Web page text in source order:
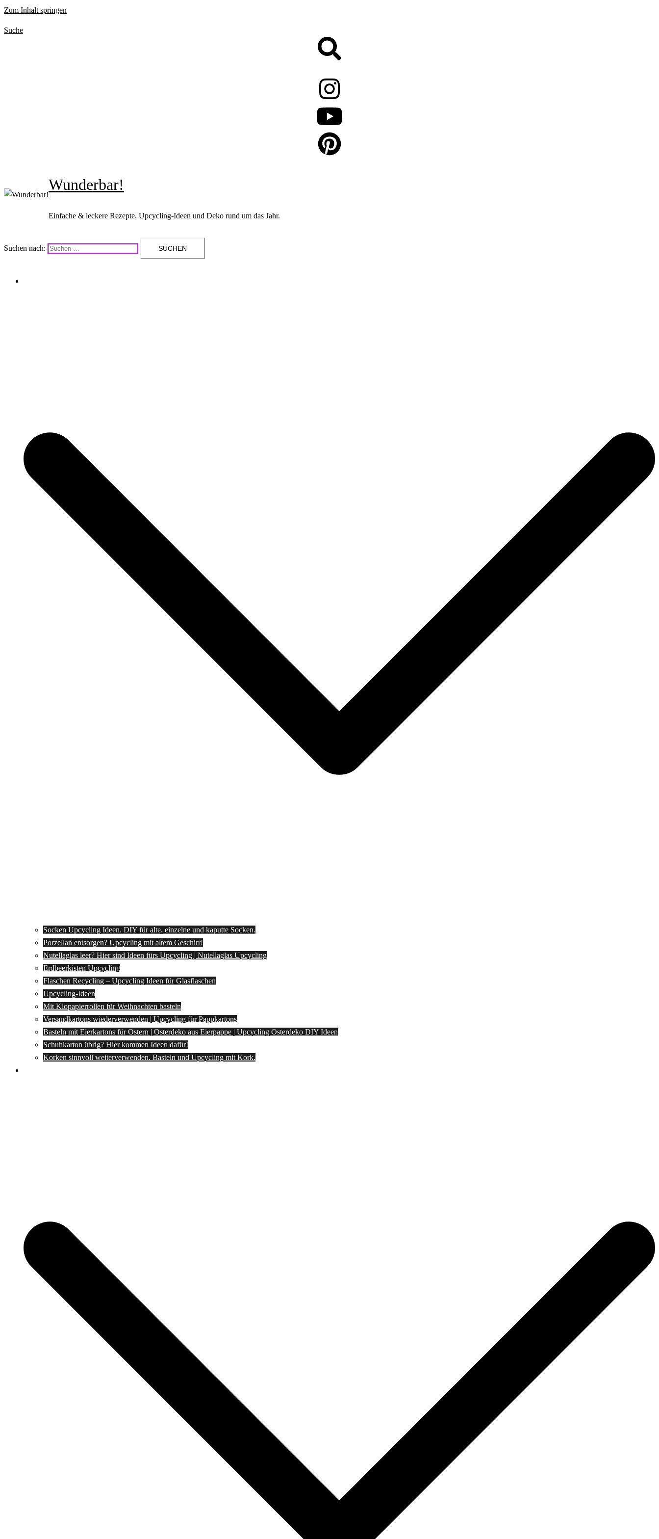
Zum Inhalt springen
Suche
Wunderbar!
Einfache & leckere Rezepte, Upcycling-Ideen und Deko rund um das Jahr.
Suchen nach:
Socken Upcycling Ideen. DIY für alte, einzelne und kaputte Socken.
Porzellan entsorgen? Upcycling mit altem Geschirr!
Nutellaglas leer? Hier sind Ideen fürs Upcycling | Nutellaglas Upcycling
Erdbeerkisten Upcycling
Flaschen Recycling – Upcycling Ideen für Glasflaschen
Upcycling-Ideen
Mit Klopapierrollen für Weihnachten basteln
Versandkartons wiederverwenden | Upcycling für Pappkartons
Basteln mit Eierkartons für Ostern | Osterdeko aus Eierpappe | Upcycling Osterdeko DIY Ideen
Schuhkarton übrig? Hier kommen Ideen dafür!
Korken sinnvoll weiterverwenden. Basteln und Upcycling mit Kork.